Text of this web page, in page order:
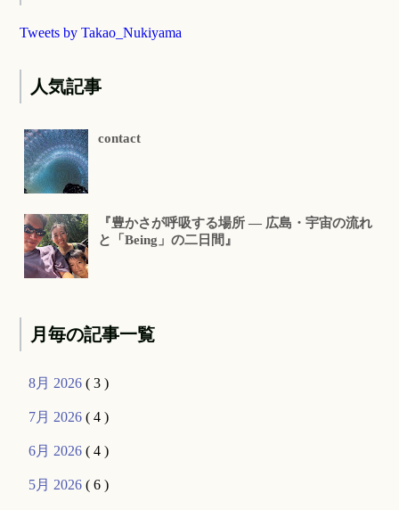
Tweets by Takao_Nukiyama
人気記事
contact
『豊かさが呼吸する場所 ― 広島・宇宙の流れ
と「Being」の二日間』
月毎の記事一覧
8月 2026( 3 )
7月 2026( 4 )
6月 2026( 4 )
5月 2026( 6 )